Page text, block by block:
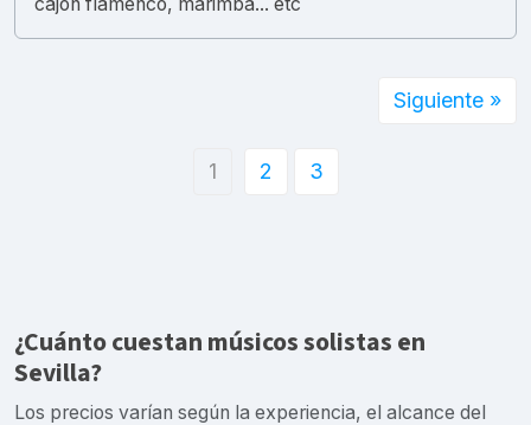
1 2 3
Siguiente »
¿Cuánto cuestan músicos solistas en
Sevilla?
Los precios varían según la experiencia, el alcance del